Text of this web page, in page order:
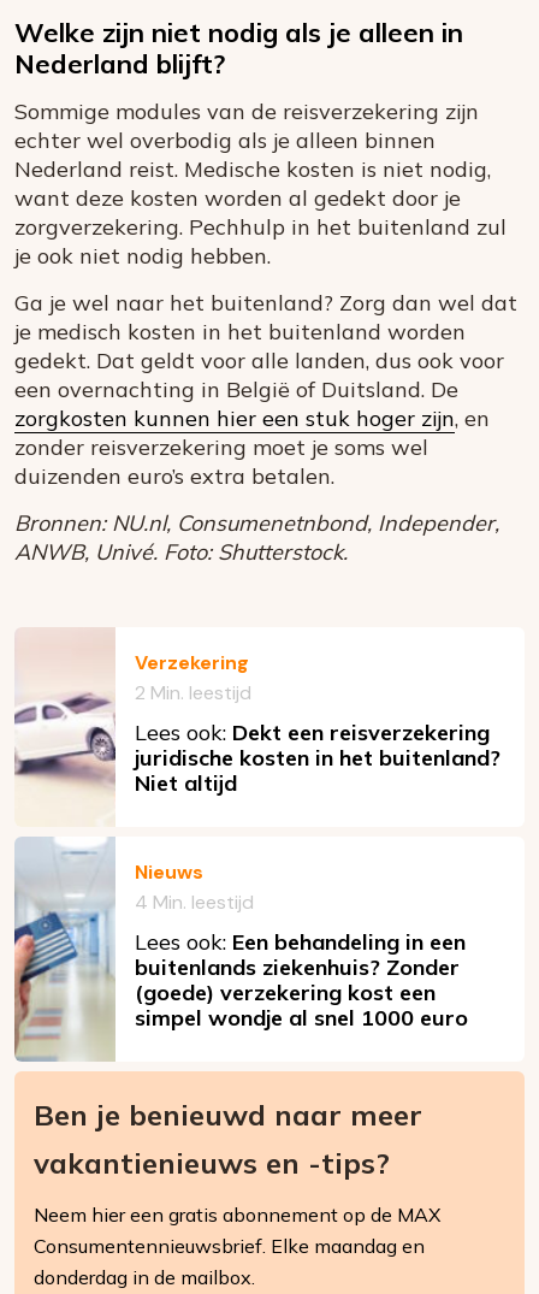
Welke zijn niet nodig als je alleen in
Nederland blijft?
Sommige modules van de reisverzekering zijn
echter wel overbodig als je alleen binnen
Nederland reist. Medische kosten is niet nodig,
want deze kosten worden al gedekt door je
zorgverzekering. Pechhulp in het buitenland zul
je ook niet nodig hebben.
Ga je wel naar het buitenland? Zorg dan wel dat
je medisch kosten in het buitenland worden
gedekt. Dat geldt voor alle landen, dus ook voor
een overnachting in België of Duitsland. De
zorgkosten kunnen hier een stuk hoger zijn, en
zonder reisverzekering moet je soms wel
duizenden euro’s extra betalen.
Bronnen: NU.nl, Consumenetnbond, Independer,
ANWB, Univé. Foto: Shutterstock.
Verzekering
2 Min. leestijd
Lees ook: Dekt een reisverzekering
juridische kosten in het buitenland?
Niet altijd
Nieuws
4 Min. leestijd
Lees ook: Een behandeling in een
buitenlands ziekenhuis? Zonder
(goede) verzekering kost een
simpel wondje al snel 1000 euro
Ben je benieuwd naar meer
vakantienieuws en -tips?
Neem hier een gratis abonnement op de MAX
Consumentennieuwsbrief. Elke maandag en
donderdag in de mailbox.